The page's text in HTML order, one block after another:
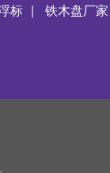
标 | 铁木盘厂家